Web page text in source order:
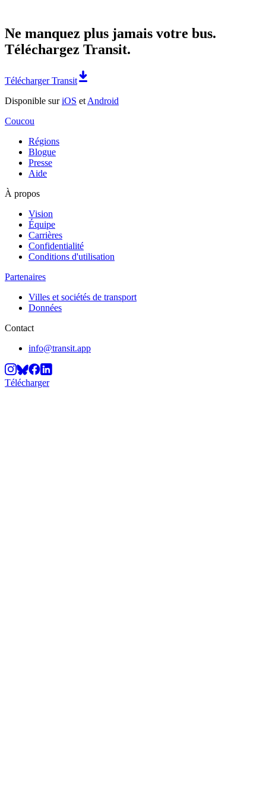
Ne manquez plus jamais votre bus.
Téléchargez Transit.
Télécharger Transit
Disponible suriOS et Android
Coucou
Régions
Blogue
Presse
Aide
À propos
Vision
Équipe
Carrières
Confidentialité
Conditions d'utilisation
Partenaires
Villes et sociétés de transport
Données
Contact
info@transit.app
Télécharger